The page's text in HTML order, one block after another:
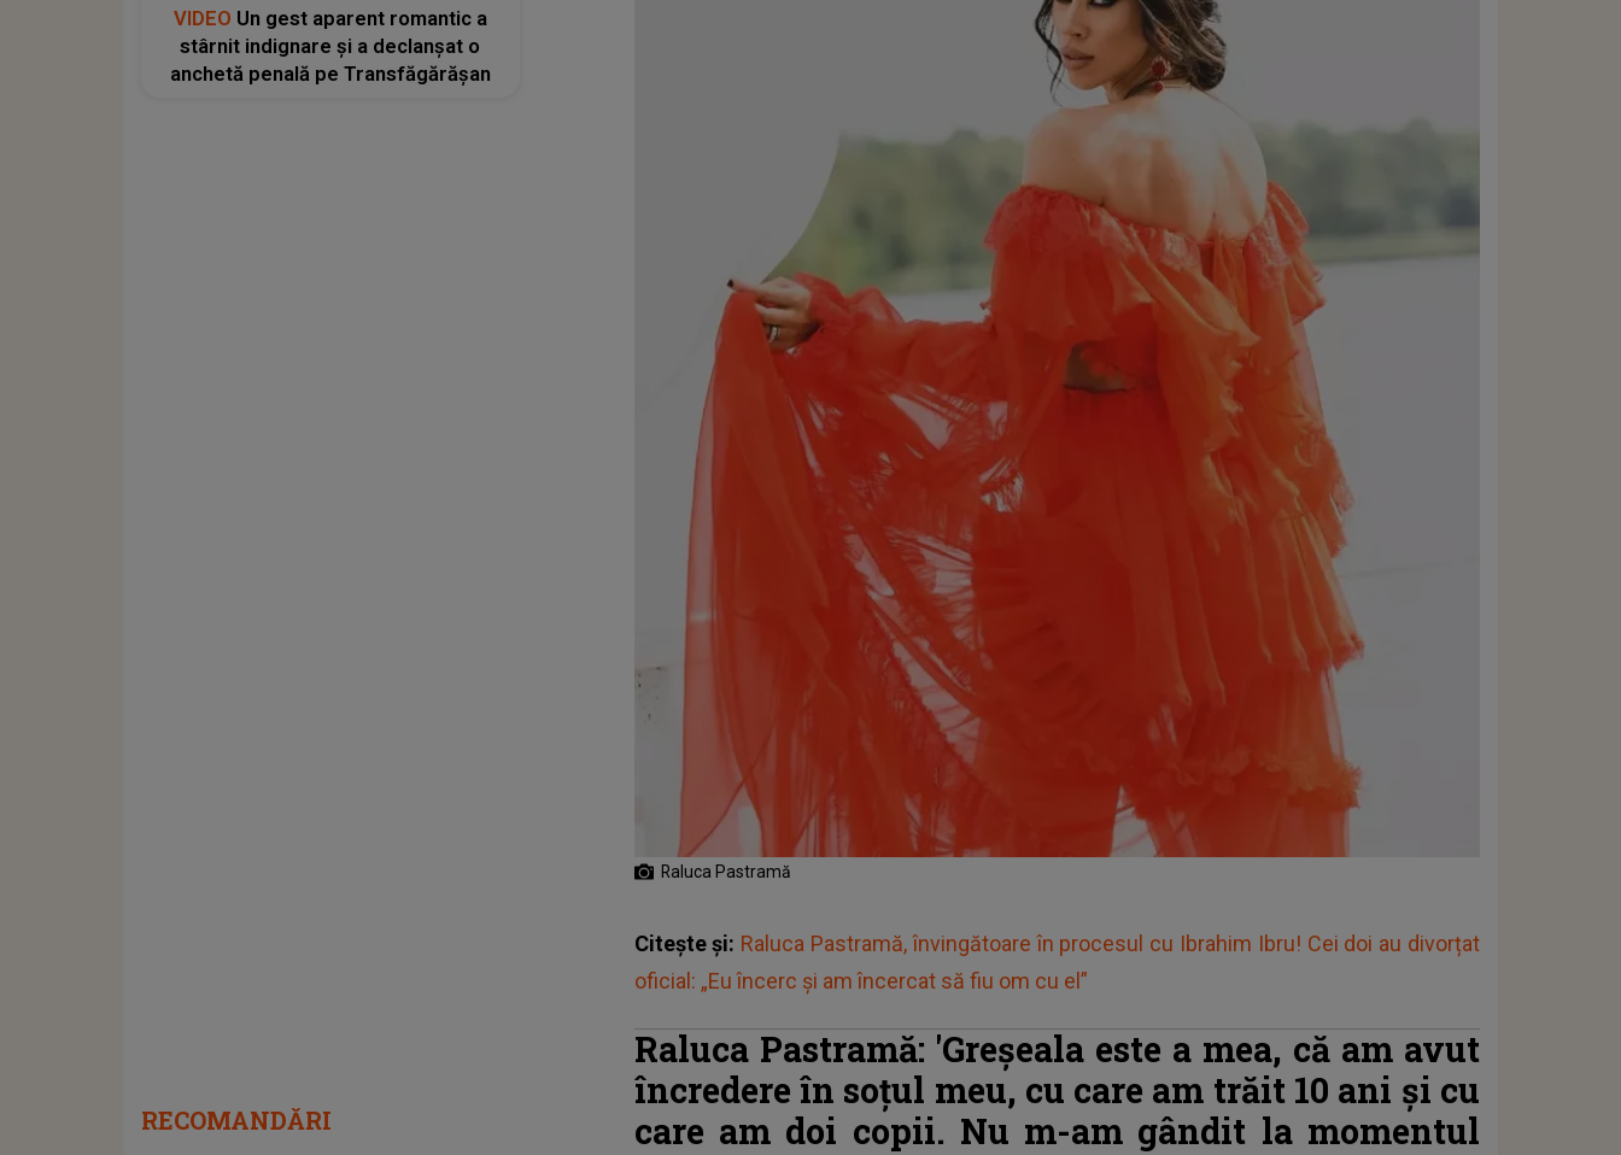
Raluca Pastramă
Citește și: Raluca Pastramă, învingătoare în procesul cu Ibrahim Ibru! Cei doi au divorțat
oficial: „Eu încerc și am încercat să fiu om cu el”
Raluca Pastramă: 'Greşeala este a mea, că am avut
încredere în soţul meu, cu care am trăit 10 ani şi cu
care am doi copii. Nu m-am gândit la momentul
VIDEO Un gest aparent romantic a
stârnit indignare și a declanșat o
anchetă penală pe Transfăgărășan
RECOMANDĂRI